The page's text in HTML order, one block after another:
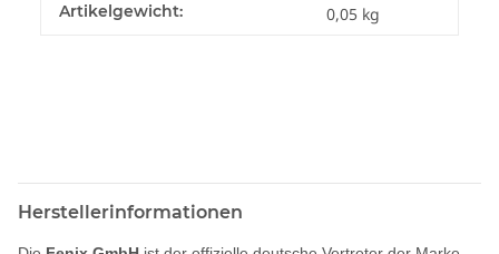
Artikelgewicht: 0,05 kg
Herstellerinformationen